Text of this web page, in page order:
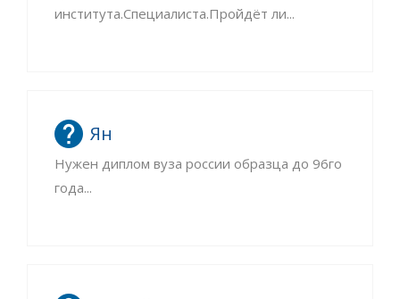
института.Специалиста.Пройдёт ли...
Ян
Нужен диплом вуза россии образца до 96го
года...